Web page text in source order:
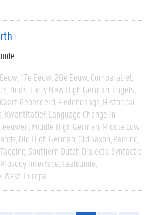
17e Eeuw 20e Eeuw Comparatief
Duits Early New High German Engels
Gebaseerd Hedendaags Historical
Kwantitatief Language Change In
Middle High German Middle Low
Old High German Old Saxon Parsing
Southern Dutch Dialects Syntactic
Interface Taalkunde
West-Europa